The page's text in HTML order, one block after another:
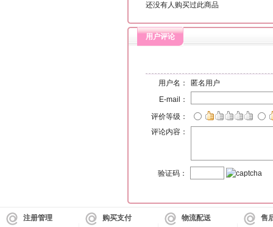
还没有人购买过此商品
用户评论
用户名：
匿名用户
E-mail：
评价等级：
评论内容：
验证码：
注册管理
购买支付
物流配送
售